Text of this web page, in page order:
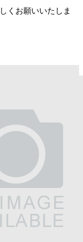
くお願いいたしま